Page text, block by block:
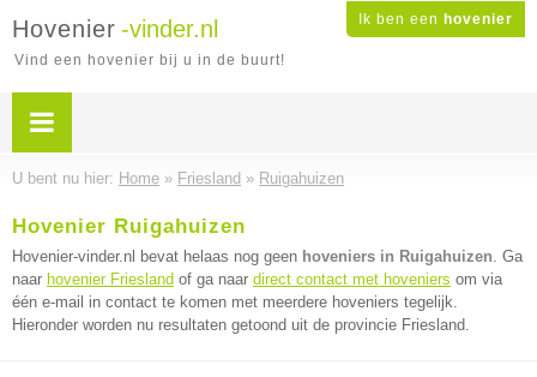
Ik ben een hovenier
Hovenier -vinder.nl
Vind een hovenier bij u in de buurt!
U bent nu hier: Home » Friesland » Ruigahuizen
Hovenier Ruigahuizen
Hovenier-vinder.nl bevat helaas nog geen hoveniers in Ruigahuizen. Ga
naar hovenier Friesland of ga naar direct contact met hoveniers om via
één e-mail in contact te komen met meerdere hoveniers tegelijk.
Hieronder worden nu resultaten getoond uit de provincie Friesland.